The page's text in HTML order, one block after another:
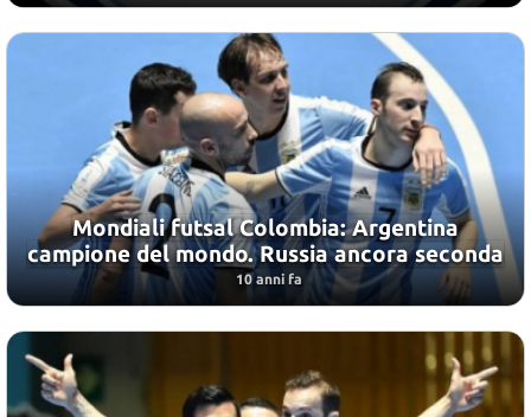
Mondiali futsal Colombia: Argentina
campione del mondo. Russia ancora seconda
10 anni fa